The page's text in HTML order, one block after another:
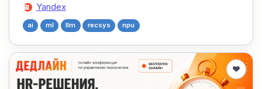
Yandex
ai ml llm recsys npu